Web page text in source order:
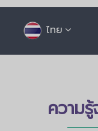
ไทย
ความ